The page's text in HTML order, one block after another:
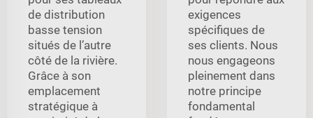
de distribution
basse tension
situés de l’autre
côté de la rivière.
Grâce à son
emplacement
stratégique à
exigences
spécifiques de
ses clients. Nous
nous engageons
pleinement dans
notre principe
fondamental